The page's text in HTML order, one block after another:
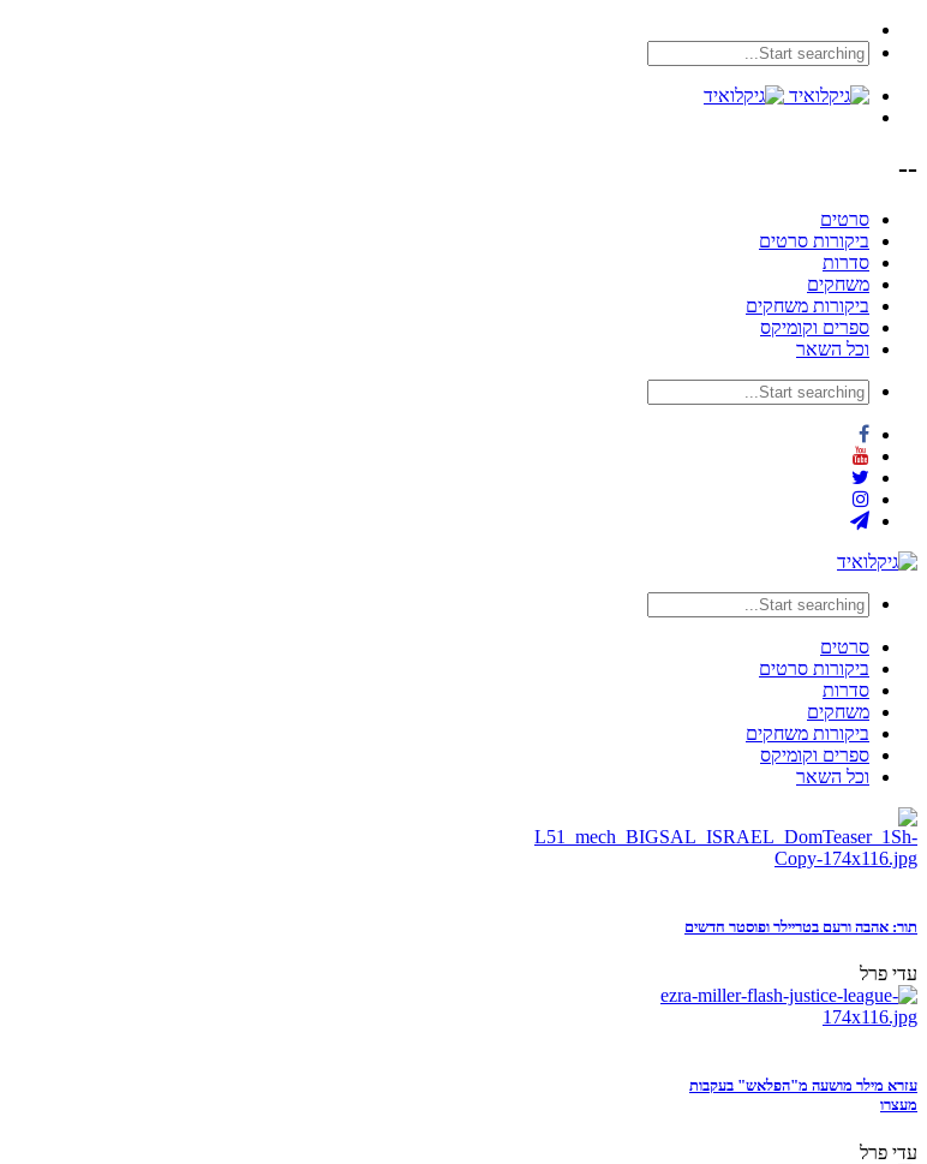
--
סרטים
ביקורות סרטים
סדרות
משחקים
ביקורות משחקים
ספרים וקומיקס
וכל השאר
סרטים
ביקורות סרטים
סדרות
משחקים
ביקורות משחקים
ספרים וקומיקס
וכל השאר
תור: אהבה ורעם בטריילר ופוסטר חדשים
עדי פרל
עזרא מילר מושעה מ"הפלאש" בעקבות
מעצרו
עדי פרל